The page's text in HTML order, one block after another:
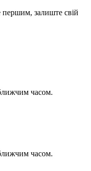
першим, залиште свій
часом.
часом.